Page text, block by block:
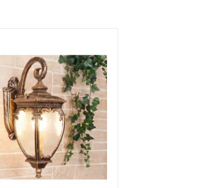
рублей), до подъезда;